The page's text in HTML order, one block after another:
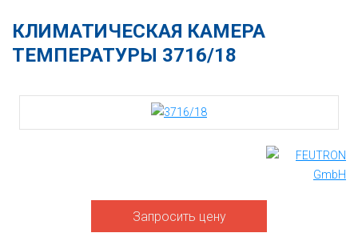
КЛИМАТИЧЕСКАЯ КАМЕРА
ТЕМПЕРАТУРЫ 3716/18
Запросить цену